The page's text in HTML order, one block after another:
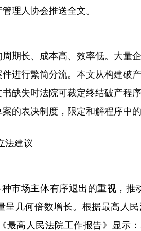
理人协会推送全文。
期长、成本高、效率低。大量
进行繁简分流。本文从构建破
缺失时法院可裁定终结破产程
的表决制度，限定和解程序中的
法建议
市场主体有序退出的重视，推
呈几何倍数增长。根据最高人民
最高人民法院工作报告》显示